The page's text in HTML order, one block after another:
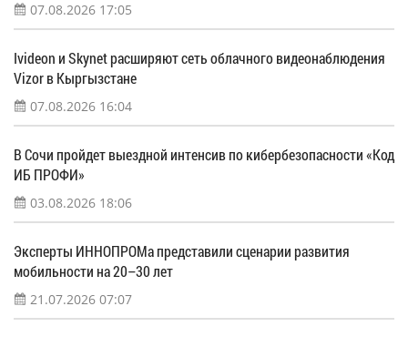
07.08.2026 17:05
Ivideon и Skynet расширяют сеть облачного видеонаблюдения
Vizor в Кыргызстане
07.08.2026 16:04
В Сочи пройдет выездной интенсив по кибербезопасности «Код
ИБ ПРОФИ»
03.08.2026 18:06
Эксперты ИННОПРОМа представили сценарии развития
мобильности на 20–30 лет
21.07.2026 07:07